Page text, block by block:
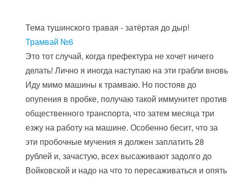
Тема тушинского травая - затёртая до дыр!
Трамвай №6
Это тот случай, когда префектура не хочет ничего
делать! Лично я иногда наступаю на эти грабли
Иду мимо машины к трамваю. Но постояв до
опупения в пробке, получаю такой иммунитет против
общественного транспорта, что затем месяца три
езжу на работу на машине. Особенно бесит, что за
эти пробочные мучения я должен заплатить 28
рублей и, зачастую, всех высаживают задолго до
Войковской и надо на что то пересаживаться и опять